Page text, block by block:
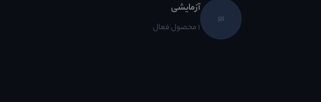
آزمایشی
1 محصول فعال